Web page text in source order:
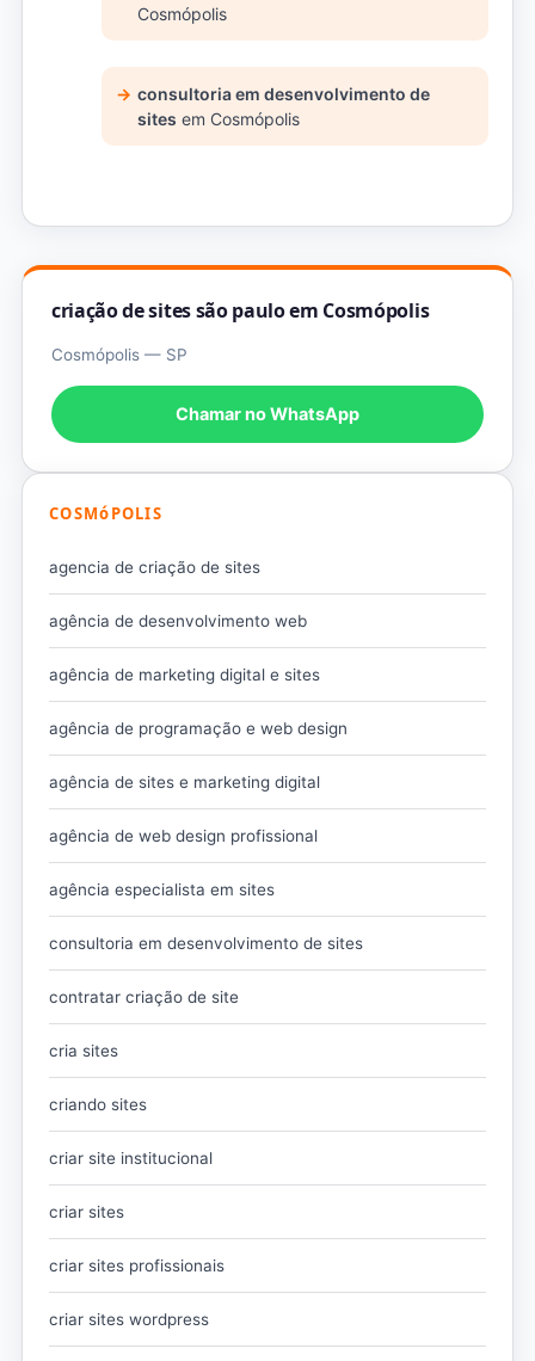
Cosmópolis
consultoria em desenvolvimento de
sites em Cosmópolis
criação de sites são paulo em Cosmópolis
Cosmópolis — SP
Chamar no WhatsApp
COSMóPOLIS
agencia de criação de sites
agência de desenvolvimento web
agência de marketing digital e sites
agência de programação e web design
agência de sites e marketing digital
agência de web design profissional
agência especialista em sites
consultoria em desenvolvimento de sites
contratar criação de site
cria sites
criando sites
criar site institucional
criar sites
criar sites profissionais
criar sites wordpress